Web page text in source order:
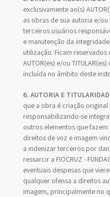
exclusivamente ao(s)
as obras de sua autoria e/
terceiros usuários
e manutenção da
utilização. Ficam reservados
AUTOR(es) e/ou
incluída no âmbito deste
6. AUTORIA E
que a obra é criação
responsabilizando-se
outros elementos que
direitos de voz e imagem
a indenizar terceiros por
ressarcir a FIOCRUZ -
eventuais despesas que
qualquer ofensa a direitos
imagem, principalmente no